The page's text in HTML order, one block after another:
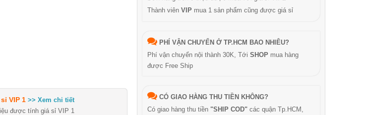
VIP 1 >> Xem chi tiết
được tính giá sỉ VIP 1
Thành viên VIP mua 1 sản phẩm cũng được giá sỉ
PHÍ VẬN CHUYỂN Ở TP.HCM BAO NHIÊU?
Phí vận chuyển nội thành 30K, Tới SHOP mua hàng
được Free Ship
CÓ GIAO HÀNG THU TIỀN KHÔNG?
Có giao hàng thu tiền "SHIP COD" các quận Tp.HCM,